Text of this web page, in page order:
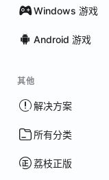
Windows 游戏
Android 游戏
其他
解决方案
所有分类
荔枝正版